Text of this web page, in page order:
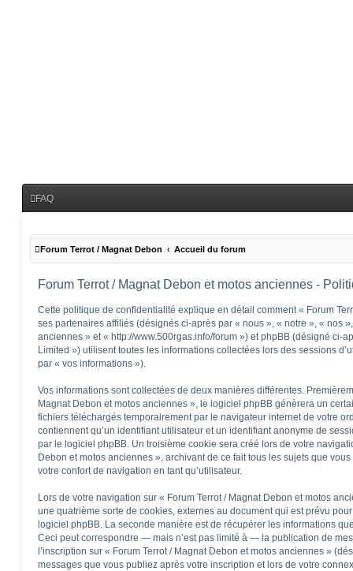
FAQ
Forum Terrot / Magnat Debon Accueil du forum
Forum Terrot / Magnat Debon et motos anciennes -
Cette politique de confidentialité explique en détail comment « Forum
ses partenaires affiliés (désignés ci-après par « nous », « notre », « nos
anciennes » et « http://www.500rgas.info/forum ») et phpBB (désigné ci-
Limited ») utilisent toutes les informations collectées lors des sessions
par « vos informations »).
Vos informations sont collectées de deux manières différentes.
Magnat Debon et motos anciennes », le logiciel phpBB génèrera un
fichiers téléchargés temporairement par le navigateur internet de votre
contiennent qu’un identifiant utilisateur et un identifiant anonyme de
par le logiciel phpBB. Un troisième cookie sera créé lors de votre
Debon et motos anciennes », archivant de ce fait tous les sujets que
votre confort de navigation en tant qu’utilisateur.
Lors de votre navigation sur « Forum Terrot / Magnat Debon et motos
une quatrième sorte de cookies, externes au document qui est prévu
logiciel phpBB. La seconde manière est de récupérer les informations
Ceci peut correspondre — mais n’est pas limité à — la publication de
l’inscription sur « Forum Terrot / Magnat Debon et motos anciennes »
messages que vous publiez après votre inscription et lors de votre